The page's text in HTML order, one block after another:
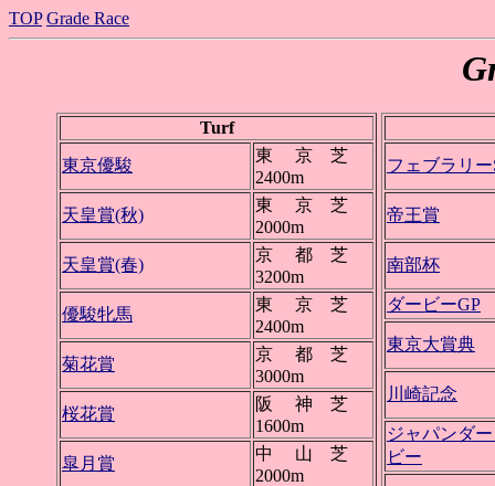
TOP Grade Race
Turf
東京優駿
東 京 芝
2400m
天皇賞(秋)
東 京 芝
2000m
天皇賞(春)
京 都 芝
3200m
優駿牝馬
東 京 芝
2400m
菊花賞
京 都 芝
3000m
桜花賞
阪 神 芝
1600m
皐月賞
中 山 芝
2000m
フェブラリー
帝王賞
南部杯
ダービーGP
東京大賞典
川崎記念
ジャパンダ
ビー